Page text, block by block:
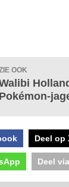
OOK
Pokémon-
Deel op
Deel